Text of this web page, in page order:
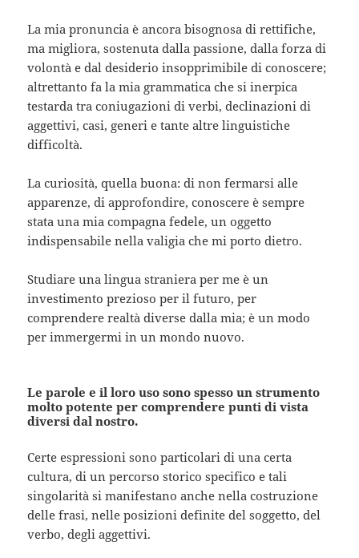
La mia pronuncia è ancora bisognosa di rettifiche,
ma migliora, sostenuta dalla passione, dalla forza di
volontà e dal desiderio insopprimibile di conoscere;
altrettanto fa la mia grammatica che si inerpica
testarda tra coniugazioni di verbi, declinazioni di
aggettivi, casi, generi e tante altre linguistiche
difficoltà.
La curiosità, quella buona: di non fermarsi alle
apparenze, di approfondire, conoscere è sempre
stata una mia compagna fedele, un oggetto
indispensabile nella valigia che mi porto dietro.
Studiare una lingua straniera per me è un
investimento prezioso per il futuro, per
comprendere realtà diverse dalla mia; è un modo
per immergermi in un mondo nuovo.
Le parole e il loro uso sono spesso un strumento
molto potente per comprendere punti di vista
diversi dal nostro.
Certe espressioni sono particolari di una certa
cultura, di un percorso storico specifico e tali
singolarità si manifestano anche nella costruzione
delle frasi, nelle posizioni definite del soggetto, del
verbo, degli aggettivi.